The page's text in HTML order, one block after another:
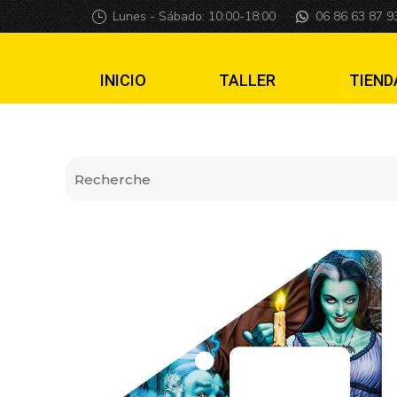
Insider pro The
Lunes - Sábado: 10:00-18:00 06 86 63 87
INICIO TALLER